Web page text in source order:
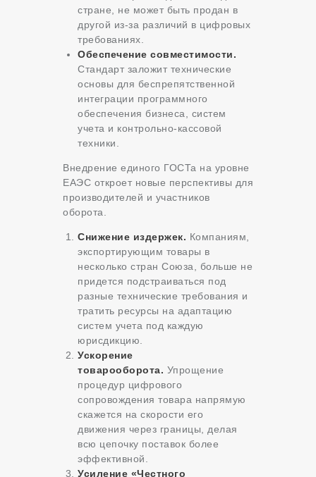
стране, не может быть продан в
другой из-за различий в цифровых
требованиях.
Обеспечение совместимости.
Стандарт заложит технические
основы для беспрепятственной
интеграции программного
обеспечения бизнеса, систем
учета и контрольно-кассовой
техники.
Внедрение единого ГОСТа на уровне
ЕАЭС откроет новые перспективы для
производителей и участников
оборота.
Снижение издержек. Компаниям,
экспортирующим товары в
несколько стран Союза, больше не
придется подстраиваться под
разные технические требования и
тратить ресурсы на адаптацию
систем учета под каждую
юрисдикцию.
Ускорение
товарооборота. Упрощение
процедур цифрового
сопровождения товара напрямую
скажется на скорости его
движения через границы, делая
всю цепочку поставок более
эффективной.
Усиление «Честного